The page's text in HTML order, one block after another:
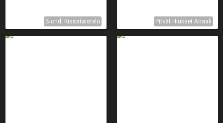
Blondi Kissataistelu Pitkät Hiukset Anaali